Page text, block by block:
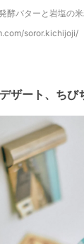
酵バターと岩塩の
soror.kichijoji/
ザート、ちび